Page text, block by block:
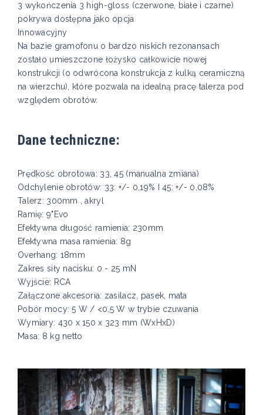
3 wykończenia 3 high-gloss (czerwone, białe i czarne)
pokrywa dostępna jako opcja
Innowacyjny
Na bazie gramofonu o bardzo niskich rezonansach
zostało umieszczone łożysko całkowicie nowej
konstrukcji (o odwrócona konstrukcja z kulką ceramiczną
na wierzchu), które pozwala na idealną pracę talerza pod
względem obrotów.
Dane techniczne:
Prędkość obrotowa: 33, 45 (manualna zmiana)
Odchylenie obrotów: 33: +/- 0,19% I 45: +/- 0,08%
Talerz: 300mm , akryl
Ramię: 9"Evo
Efektywna długość ramienia: 230mm
Efektywna masa ramienia: 8g
Overhang: 18mm
Zakres siły nacisku: 0 - 25 mN
Wyjście: RCA
Załączone akcesoria: zasilacz, pasek, mata
Pobór mocy: 5 W / <0,5 W w trybie czuwania
Wymiary: 430 x 150 x 323 mm (WxHxD)
Masa: 8 kg netto